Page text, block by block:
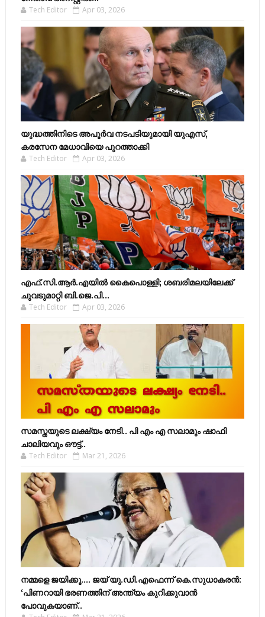
Tech Editor Apr 03, 2026
യുദ്ധത്തിനിടെ അപൂർവ നടപടിയുമായി യുഎസ്,
കരസേന മേധാവിയെ പുറത്താക്കി
Tech Editor Apr 03, 2026
എഫ്​.സി.ആർ.എയിൽ കൈപൊള്ളി; ശബരിമലയിലേക്ക്​
ചുവടുമാറ്റി ബി.ജെ.പി...
Tech Editor Apr 03, 2026
സമസ്തയുടെ ലക്ഷ്യം നേടി.. പി എം എ സലാമും ഷാഫി
ചാലിയവും ഔട്ട്..
Tech Editor Mar 21, 2026
നമ്മളെ ജയിക്കൂ.... ജയ് യു.ഡി.എഫെന്ന് കെ.സുധാകരൻ:
‘പിണറായി ഭരണത്തിന് അന്ത്യം കുറിക്കുവാൻ
പോവുകയാണ്..